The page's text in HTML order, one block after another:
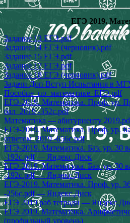
ЕГЭ 2019.
Задание 13 ЕГЭ.pdf
Задание 14 ЕГЭ (черновик).pdf
Задание 15 ЕГЭ.pdf
Задание 17 ЕГЭ.pdf
Задание 18 ЕГЭ (черновик).pdf
Задачи Доп Вступ Испытания в
Пособие_по_математике_ЕГЭ.pdf
ЕГЭ-2019. Математика. Проф. ур.
бал_2019 -352с.pdf
Математика — абитуриенту
ЕГЭ-2019. Математика. Проф. ур.
ответом_2019 -656с.pdf
ЕГЭ-2019. Математика. Баз. ур. 30
-192с.pdf — Яндекс.Диск
ЕГЭ-2019. Математика. Баз. ур. 30
-192с.pdf — Яндекс.Диск
ЕГЭ-2019. Математика. Проф. ур.
-256с.pdf — Яндекс.Диск
ЕГЭ 2019 раб тетради —
ЕГЭ 2019. Математика.
(профильный уровень)